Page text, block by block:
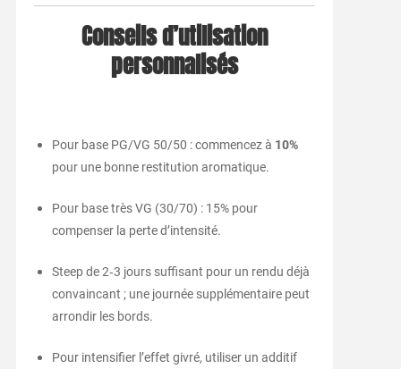
Conseils d’utilisation
personnalisés
Pour base PG/VG 50/50 : commencez à 10%
pour une bonne restitution aromatique.
Pour base très VG (30/70) : 15% pour
compenser la perte d’intensité.
Steep de 2‑3 jours suffisant pour un rendu déjà
convaincant ; une journée supplémentaire peut
arrondir les bords.
Pour intensifier l’effet givré, utiliser un additif